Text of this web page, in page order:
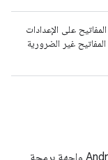
على الإعدادات
غير الضرورية
في Android 5 والإصدارات الأقدم، كان لدى Android واجهة برمجة